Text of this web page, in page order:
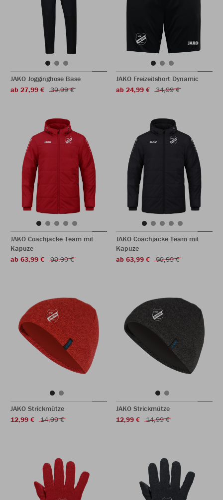
JAKO Jogginghose Base
ab 27,99 €
39,99 €
JAKO Freizeitshort Dynamic
ab 24,99 €
34,99 €
JAKO Coachjacke Team mit
Kapuze
ab 63,99 €
99,99 €
JAKO Coachjacke Team mit
Kapuze
ab 63,99 €
99,99 €
JAKO Strickmütze
12,99 €
14,99 €
JAKO Strickmütze
12,99 €
14,99 €